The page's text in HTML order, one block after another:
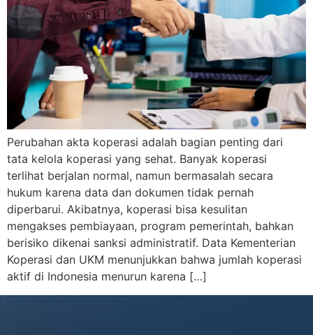
Perubahan akta koperasi adalah bagian penting dari
tata kelola koperasi yang sehat. Banyak koperasi
terlihat berjalan normal, namun bermasalah secara
hukum karena data dan dokumen tidak pernah
diperbarui. Akibatnya, koperasi bisa kesulitan
mengakses pembiayaan, program pemerintah, bahkan
berisiko dikenai sanksi administratif. Data Kementerian
Koperasi dan UKM menunjukkan bahwa jumlah koperasi
aktif di Indonesia menurun karena […]